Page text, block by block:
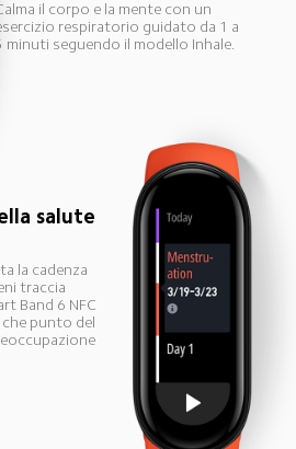
il corpo e la mente con un
respiratorio guidato da 1 a
minuti seguendo il modello Inhale.
salute
la cadenza
traccia
Band 6 NFC
punto del